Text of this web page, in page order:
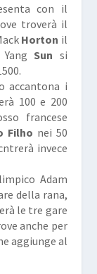
con il
troverà il
Horton il
Sun si
accantona i
100 e 200
francese
Filho nei 50
invece
Adam
della rana,
le tre gare
anche per
aggiunge al